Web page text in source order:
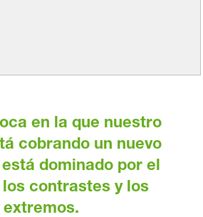
en la que nuestro
cobrando un nuevo
dominado por el
contrastes y los
extremos.